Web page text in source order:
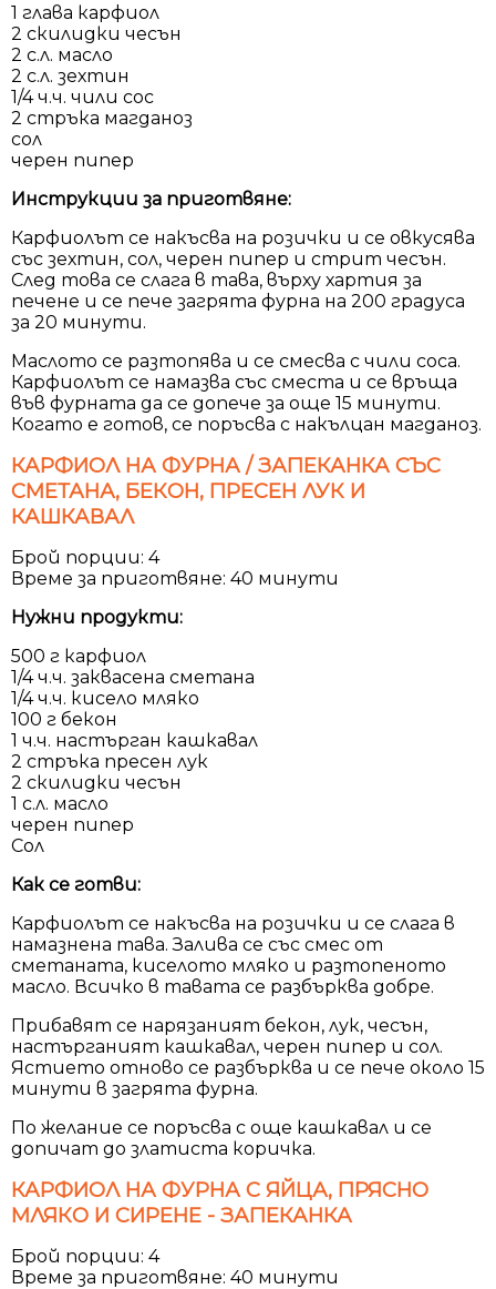
1 глава карфиол
2 скилидки чесън
2 с.л. масло
2 с.л. зехтин
1/4 ч.ч. чили сос
2 стръка магданоз
сол
черен пипер
Инструкции за приготвяне:
Карфиолът се накъсва на розички и се овкусява
със зехтин, сол, черен пипер и стрит чесън.
След това се слага в тава, върху хартия за
печене и се пече загрята фурна на 200 градуса
за 20 минути.
Маслото се разтопява и се смесва с чили соса.
Карфиолът се намазва със сместа и се връща
във фурната да се допече за още 15 минути.
Когато е готов, се поръсва с накълцан магданоз.
КАРФИОЛ НА ФУРНА / ЗАПЕКАНКА СЪС
СМЕТАНА, БЕКОН, ПРЕСЕН ЛУК И
КАШКАВАЛ
Брой порции: 4
Време за приготвяне: 40 минути
Нужни продукти:
500 г карфиол
1/4 ч.ч. заквасена сметана
1/4 ч.ч. кисело мляко
100 г бекон
1 ч.ч. настърган кашкавал
2 стръка пресен лук
2 скилидки чесън
1 с.л. масло
черен пипер
Сол
Как се готви:
Карфиолът се накъсва на розички и се слага в
намазнена тава. Залива се със смес от
сметаната, киселото мляко и разтопеното
масло. Всичко в тавата се разбърква добре.
Прибавят се нарязаният бекон, лук, чесън,
настърганият кашкавал, черен пипер и сол.
Ястието отново се разбърква и се пече около 15
минути в загрята фурна.
По желание се поръсва с още кашкавал и се
допичат до златиста коричка.
КАРФИОЛ НА ФУРНА С ЯЙЦА, ПРЯСНО
МЛЯКО И СИРЕНЕ - ЗАПЕКАНКА
Брой порции: 4
Време за приготвяне: 40 минути